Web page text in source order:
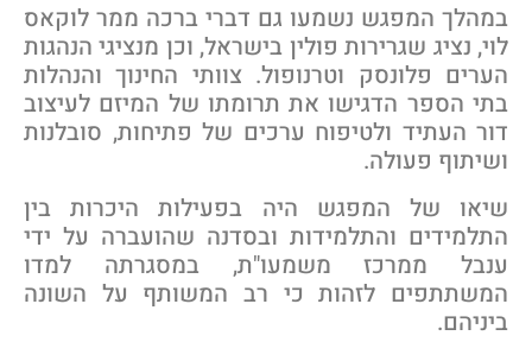
המפגש נשמעו גם דברי ברכה ממר לוקאס
נציג שגרירות פולין בישראל, וכן מנציגי הנהגות
פלונסק וטרנופול. צוותי החינוך והנהלות
הספר הדגישו את תרומתו של המיזם לעיצוב
העתיד ולטיפוח ערכים של פתיחות, סובלנות
פעולה.
של המפגש היה בפעילות היכרות בין
והתלמידות ובסדנה שהועברה על ידי
ממרכז משמעו"ת, במסגרתה למדו
לזהות כי רב המשותף על השונה